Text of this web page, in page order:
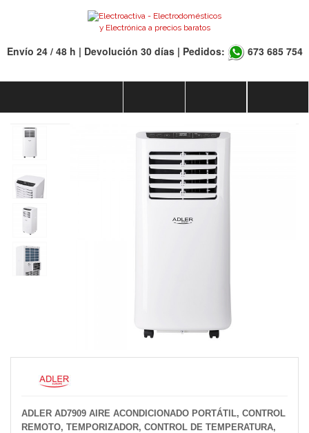
Envío 24 / 48 h | Devolución 30 días | Pedidos: 673 685 754
ADLER AD7909 AIRE ACONDICIONADO PORTÁTIL, CONTROL
REMOTO, TEMPORIZADOR, CONTROL DE TEMPERATURA,